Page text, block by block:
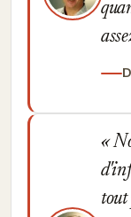
tout